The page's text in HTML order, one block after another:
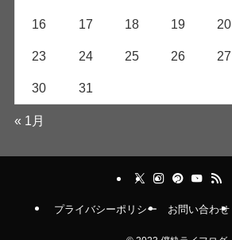
16 17 18 19 20
23 24 25 26 27
30 31
« 1月
プライバシーポリシー お問い合わせ